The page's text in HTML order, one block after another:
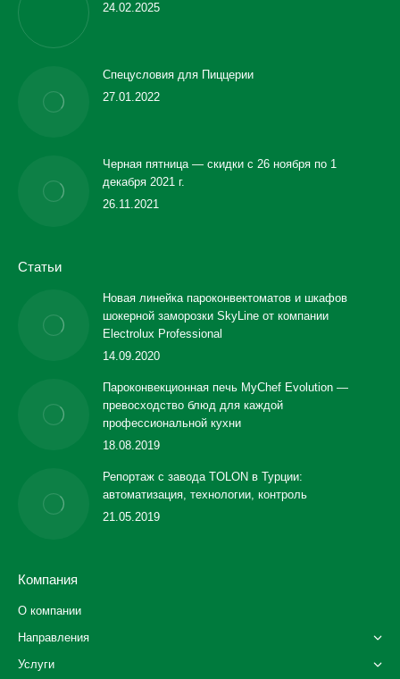
24.02.2025
Спецусловия для Пиццерии
27.01.2022
Черная пятница — скидки с 26 ноября по 1
декабря 2021 г.
26.11.2021
Статьи
Новая линейка пароконвектоматов и шкафов
шокерной заморозки SkyLine от компании
Electrolux Professional
14.09.2020
Пароконвекционная печь MyChef Evolution —
превосходство блюд для каждой
профессиональной кухни
18.08.2019
Репортаж с завода TOLON в Турции:
автоматизация, технологии, контроль
21.05.2019
Компания
О компании
Направления
Услуги